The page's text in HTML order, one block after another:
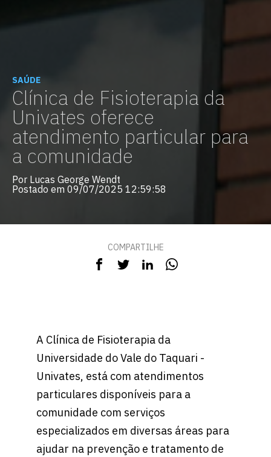
SAÚDE
Clínica de Fisioterapia da
Univates oferece
atendimento particular para
a comunidade
Por Lucas George Wendt
Postado em 09/07/2025 12:59:58
COMPARTILHE
A Clínica de Fisioterapia da
Universidade do Vale do Taquari -
Univates, está com atendimentos
particulares disponíveis para a
comunidade com serviços
especializados em diversas áreas para
ajudar na prevenção e tratamento de